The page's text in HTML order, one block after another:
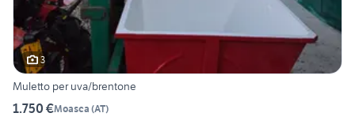
3
Muletto per uva/brentone
1.750 €Moasca (AT)